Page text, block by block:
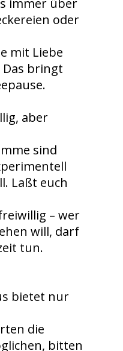
oder
mit Liebe
bringt
aber
sind
Laßt euch
– wer
will, darf
tun.
bietet nur
die
bitten